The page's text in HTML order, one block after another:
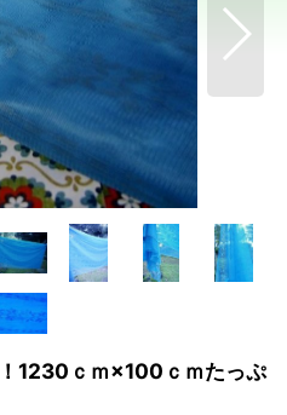
1230ｃｍ×100ｃｍたっぷ